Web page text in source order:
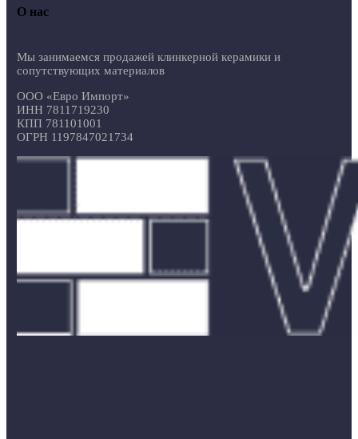
О нас
Мы занимаемся продажей клинкерной керамики и
сопутствующих материалов
ООО «Евро Импорт»
ИНН 7811719230
КПП 781101001
ОГРН 1197847021734